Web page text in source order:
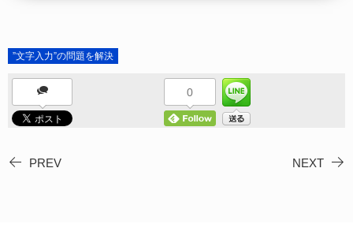
”文字入力”の問題を解決
0
PREV NEXT